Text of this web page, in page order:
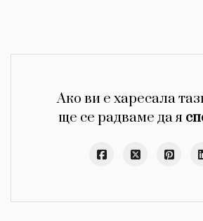
Ако ви е харесала
ще се радваме да я